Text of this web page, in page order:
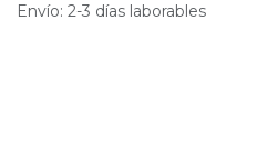
Envío: 2-3 días laborables